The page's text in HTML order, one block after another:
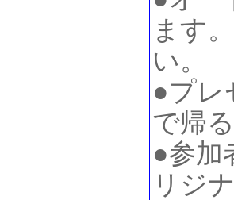
ます
い。
●プレ
で帰
●参加
リジ